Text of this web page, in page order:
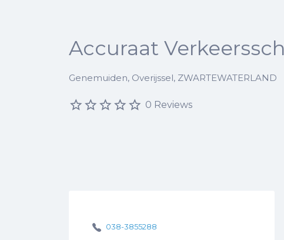
Accuraat
Genemuiden, Overijssel, ZWARTEWATERLAND
0 Reviews
038-3855288